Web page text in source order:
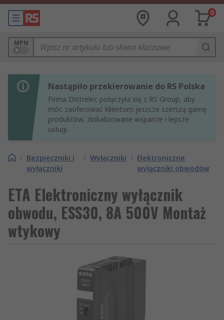
0
MPN
Nastąpiło przekierowanie do RS Polska
Firma Distrelec połączyła się z RS Group, aby
móc zaoferować klientom jeszcze szerszą gamę
produktów, zlokalizowane wsparcie i lepsze
usługi.
/ Bezpieczniki i
wyłączniki
/ Wyłączniki / Elektroniczne
wyłączniki obwodów
ETA Elektroniczny wyłącznik
obwodu, ESS30, 8A 500V Montaż
wtykowy